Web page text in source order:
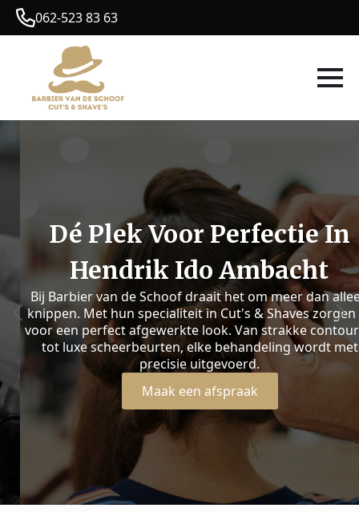
062-523 83 63
Dé Plek Voor Perfectie In
Hendrik Ido Ambacht
Bij Barbier van de Schoof draait het om meer dan alleen
knippen. Met hun specialiteit in Cut's & Shaves zorgen ze
voor een perfect afgewerkte look. Van strakke contouren
tot luxe scheerbeurten, elke behandeling wordt met
precisie uitgevoerd.
Maak een afspraak